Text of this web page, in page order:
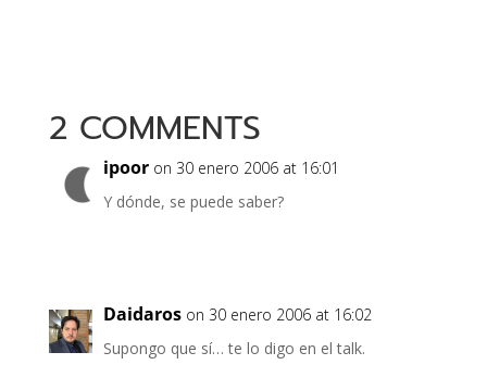
etiquetas, algunos
ajustes en la hoja de
estilos (sobretodo en
los…
2 COMMENTS
ipoor on 30 enero 2006 at 16:01
Y dónde, se puede saber?
Daidaros on 30 enero 2006 at 16:02
Supongo que sí… te lo digo en el talk.